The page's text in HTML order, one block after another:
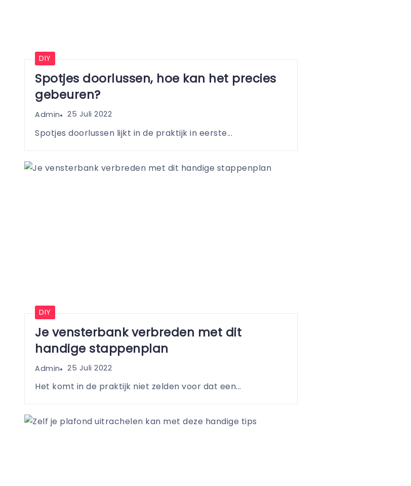
DIY
Spotjes doorlussen, hoe kan het precies
gebeuren?
Admin 25 Juli 2022
Spotjes doorlussen lijkt in de praktijk in eerste...
DIY
Je vensterbank verbreden met dit
handige stappenplan
Admin 25 Juli 2022
Het komt in de praktijk niet zelden voor dat een...